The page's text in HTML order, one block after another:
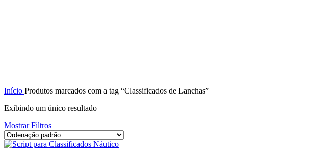
Início Produtos marcados com a tag “Classificados de Lanchas”
Exibindo um único resultado
Mostrar Filtros